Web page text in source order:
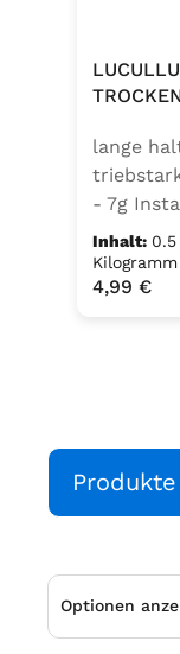
Sellerie
lange
- 7g
500g
Inhalt:
Regulärer
4,99 €
Optionen